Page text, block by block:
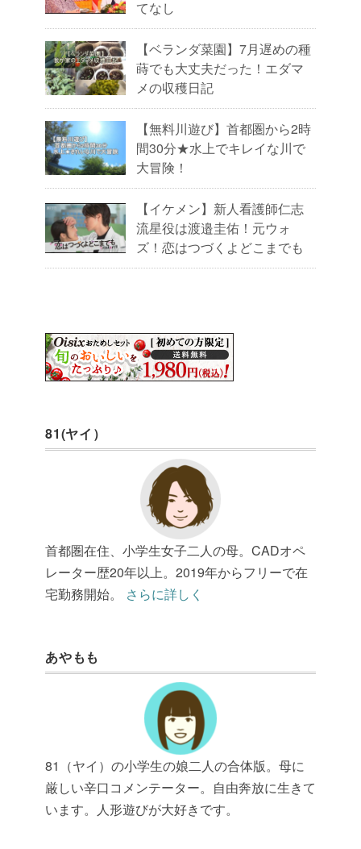
てなし
【ベランダ菜園】7月遅めの種
蒔でも大丈夫だった！エダマ
メの収穫日記
【無料川遊び】首都圏から2時
間30分★水上でキレイな川で
大冒険！
【イケメン】新人看護師仁志
流星役は渡邉圭佑！元ウォ
ズ！恋はつづくよどこまでも
81(ヤイ）
首都圏在住、小学生女子二人の母。CADオペ
レーター歴20年以上。2019年からフリーで在
宅勤務開始。 さらに詳しく
あやもも
81（ヤイ）の小学生の娘二人の合体版。母に
厳しい辛口コメンテーター。自由奔放に生きて
います。人形遊びが大好きです。